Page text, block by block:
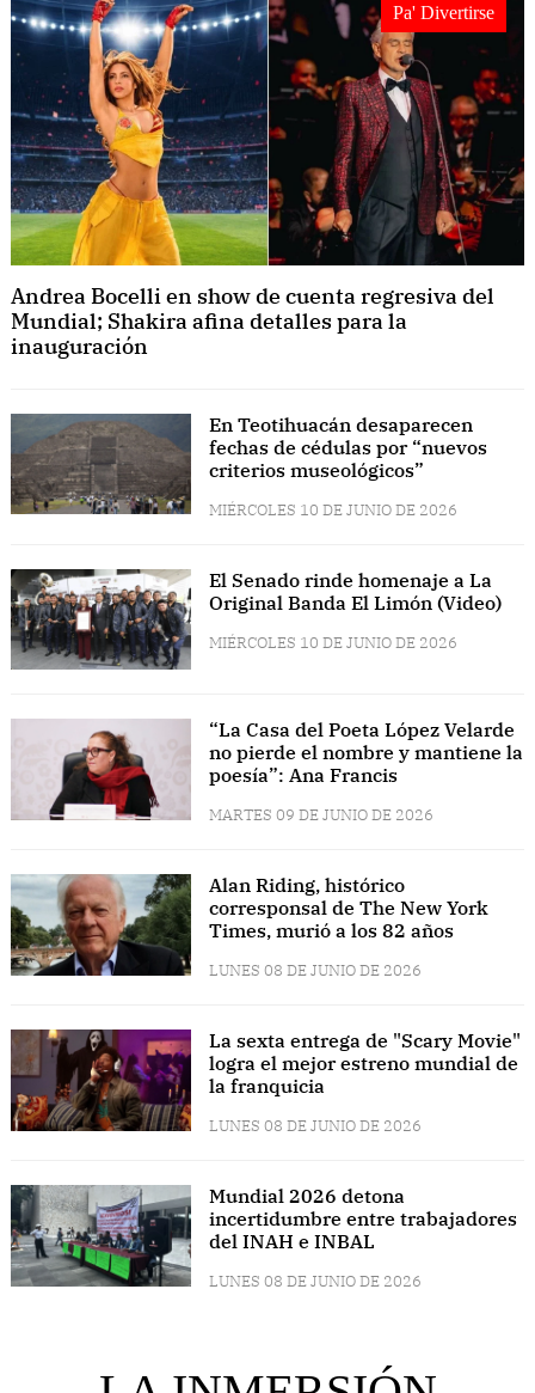
Pa' Divertirse
Andrea Bocelli en show de cuenta regresiva del
Mundial; Shakira afina detalles para la
inauguración
En Teotihuacán desaparecen
fechas de cédulas por “nuevos
criterios museológicos”
MIÉRCOLES 10 DE JUNIO DE 2026
El Senado rinde homenaje a La
Original Banda El Limón (Video)
MIÉRCOLES 10 DE JUNIO DE 2026
“La Casa del Poeta López Velarde
no pierde el nombre y mantiene la
poesía”: Ana Francis
MARTES 09 DE JUNIO DE 2026
Alan Riding, histórico
corresponsal de The New York
Times, murió a los 82 años
LUNES 08 DE JUNIO DE 2026
La sexta entrega de "Scary Movie"
logra el mejor estreno mundial de
la franquicia
LUNES 08 DE JUNIO DE 2026
Mundial 2026 detona
incertidumbre entre trabajadores
del INAH e INBAL
LUNES 08 DE JUNIO DE 2026